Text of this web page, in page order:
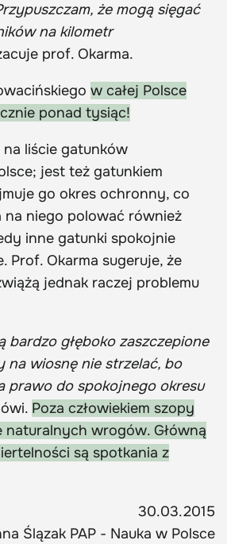
że mogą sięgać
na kilometr
prof. Okarma.
w całej Polsce
ponad tysiąc!
liście gatunków
jest też gatunkiem
go okres ochronny, co
na niego polować również
inne gatunki spokojnie
Prof. Okarma sugeruje, że
jednak raczej problemu
bardzo głęboko zaszczepione
na wiosnę nie strzelać, bo
prawo do spokojnego okresu
Poza człowiekiem szopy
naturalnych wrogów. Główną
są spotkania z
30.03.2015
Ślązak PAP - Nauka w Polsce